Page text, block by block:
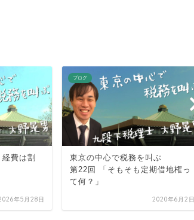
費は割
年5月28日
ブログ
東京の中心で税務を叫ぶ
第22回 「そもそも定期借地権っ
て何？」
2020年6月2日